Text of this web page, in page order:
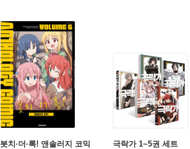
봇치·더·록! 앤솔러지 코믹
극락가 1~5권 세트